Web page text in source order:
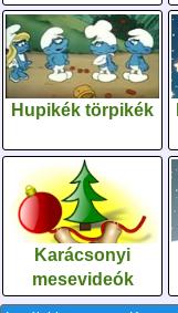
Hupikék törpikék
Karácsonyi
mesevideók